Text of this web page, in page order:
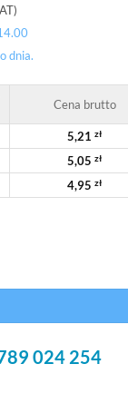
dnia.
Cena brutto
5,21 zł
5,05 zł
4,95 zł
quantity
024 254